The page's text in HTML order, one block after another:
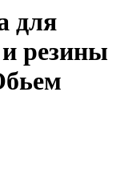
для
резины